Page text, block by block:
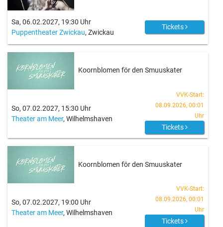
Sa, 06.02.2027, 19:30 Uhr
Puppentheater Zwickau, Zwickau
Tickets
Koornblomen för den Smuuskater
So, 07.02.2027, 15:30 Uhr
Theater am Meer, Wilhelmshaven
VVK-Start:
08.09.2026, 00:01
Uhr
Tickets
Koornblomen för den Smuuskater
So, 07.02.2027, 19:00 Uhr
Theater am Meer, Wilhelmshaven
VVK-Start:
08.09.2026, 00:01
Uhr
Tickets